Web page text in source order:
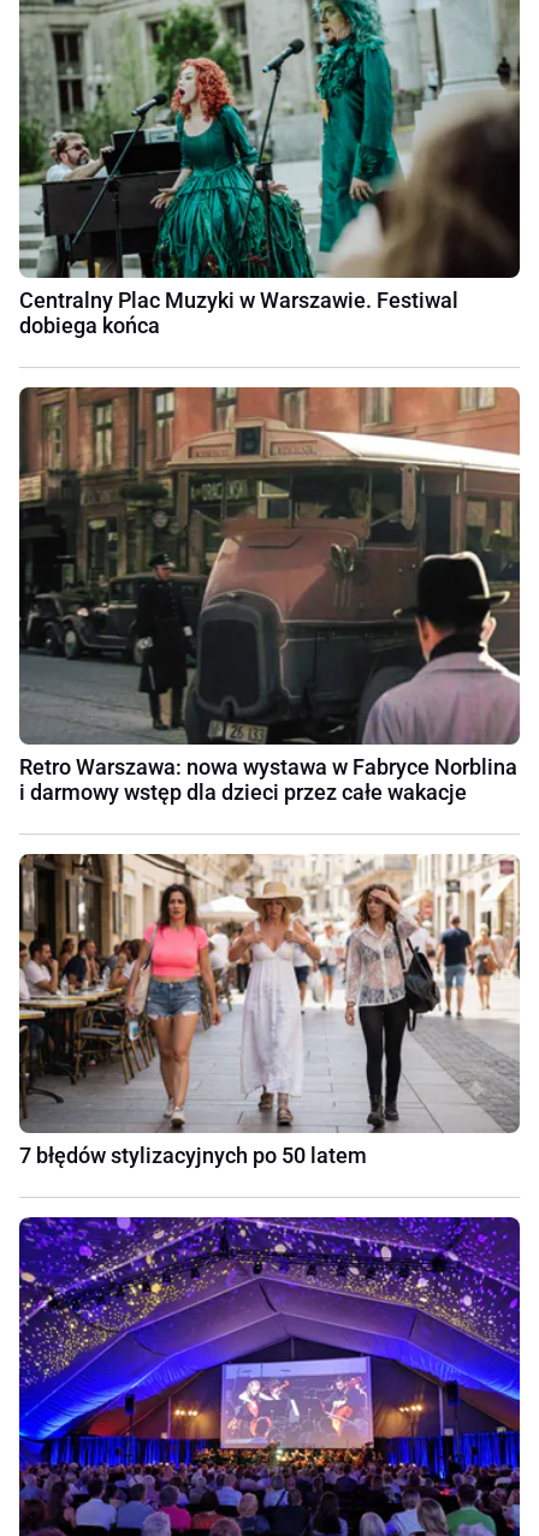
Centralny Plac Muzyki w Warszawie. Festiwal
dobiega końca
Retro Warszawa: nowa wystawa w Fabryce Norblina
i darmowy wstęp dla dzieci przez całe wakacje
7 błędów stylizacyjnych po 50 latem